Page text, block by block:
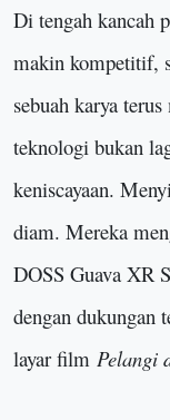
Di tengah kancah
makin kompetitif,
sebuah karya
teknologi bukan
keniscayaan.
diam. Mereka
DOSS Guava XR
dengan dukungan
layar film Pelangi